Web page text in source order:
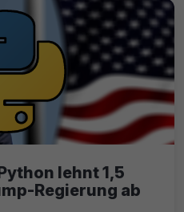
lehnt 1,5
Regierung ab